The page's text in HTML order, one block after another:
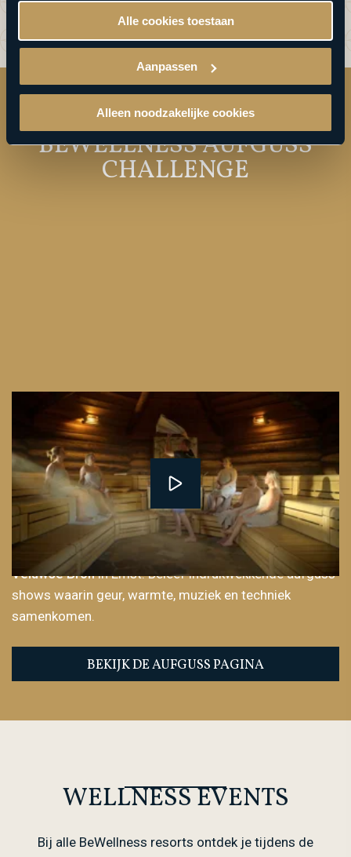
Alle cookies toestaan
Aanpassen
Alleen noodzakelijke cookies
BEWELLNESS AUFGUSS
CHALLENGE
Het ultieme sauna-evenement van het jaar: de
BeWellness Aufguss Challenge 2026
! Tijdens deze
spectaculaire opgietwedstrijd nemen de beste
saunameesters van BeWellness het tegen elkaar op
voor de ultieme aufgussbeleving. Na intensieve
voorrondes ontmoeten de finalisten elkaar op2, 3 en 4
oktober 2026 tijdens de grote finale bij Wellnessresort
Veluwse Bronin Emst. Beleef indrukwekkende aufguss
shows waarin geur, warmte, muziek en techniek
samenkomen.
BEKIJK DE AUFGUSS PAGINA
WELLNESS EVENTS
Bij alle BeWellness resorts ontdek je tijdens de